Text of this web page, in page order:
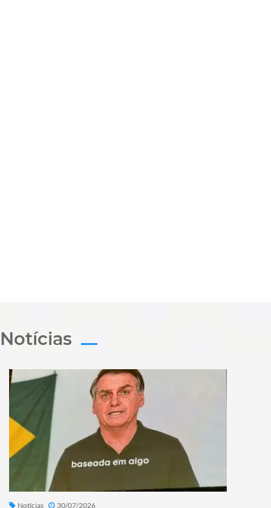
Notícias
Notícias 30/07/2026